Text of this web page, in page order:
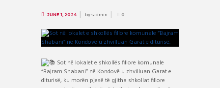
JUNE 1, 2024 bysadmin 0
Sot në lokalet e shkollës fillore komunale
“Bajram Shabani” në Kondovë u zhvilluan Garat e
diturisë, ku morën pjesë të gjitha shkollat fillore